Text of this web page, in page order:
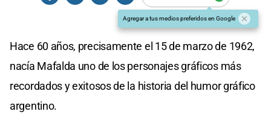
Agregar a tus medios preferidos en Google
Hace 60 años, precisamente el 15 de marzo de 1962,
nacía Mafalda uno de los personajes gráficos más
recordados y exitosos de la historia del humor gráfico
argentino.